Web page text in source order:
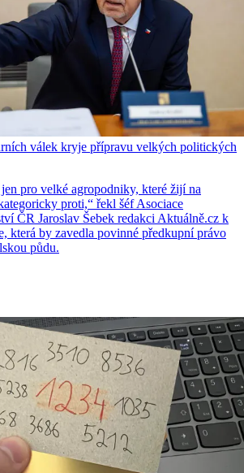
válek kryje přípravu velkých politických
pro velké agropodniky, které žijí na
proti,“ řekl šéf Asociace
ČR Jaroslav Šebek redakci Aktuálně.cz k
která by zavedla povinné předkupní právo
půdu.